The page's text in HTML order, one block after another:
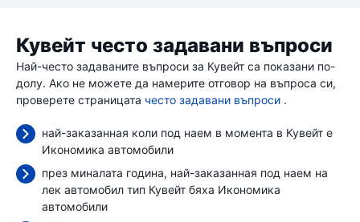
Кувейт често задавани въпроси
Най-често задаваните въпроси за Кувейт са показани по-
долу. Ако не можете да намерите отговор на въпроса си,
проверете страницата често задавани въпроси .
най-заказанная коли под наем в момента в Кувейт е
Икономика автомобили
през миналата година, най-заказанная под наем на
лек автомобил тип Кувейт бяха Икономика
автомобили